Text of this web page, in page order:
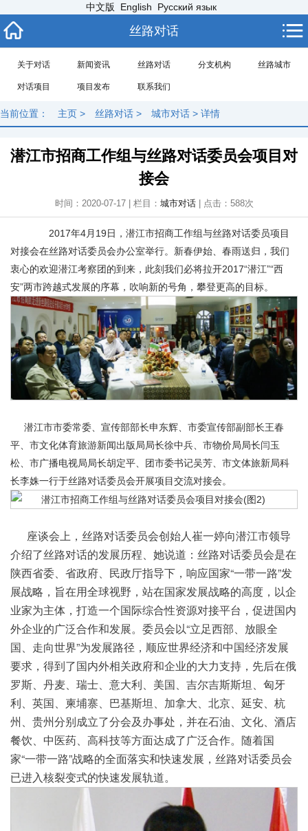
中文版 English Русский язык
丝路对话
关于对话 新闻资讯 丝路对话 分支机构 丝路城市
对话项目 项目发布 联系我们
当前位置： 主页 > 丝路对话 > 城市对话 > 详情
潜江市招商工作组与丝路对话委员会项目对
接会
时间：2020-07-17 | 栏目： 城市对话| 点击： 588次
2017年4月19日，潜江市招商工作组与丝路对话委员项目
对接会在丝路对话委员会办公室举行。新春伊始、春雨送归，我们
衷心的欢迎潜江考察团的到来，此刻我们必将拉开2017“潜江”“西
安”两市跨越式发展的序幕，吹响新的号角，攀登更高的目标。
潜江市市委常委、宣传部部长申东辉、市委宣传部副部长王春
平、市文化体育旅游新闻出版局局长徐中兵、市物价局局长闫玉
松、市广播电视局局长胡定平、团市委书记吴芳、市文体旅新局科
长李姝一行于丝路对话委员会开展项目交流对接会。
座谈会上，丝路对话委员会创始人崔一婷向潜江市领导
介绍了丝路对话的发展历程、她说道：丝路对话委员会是在
陕西省委、省政府、民政厅指导下，响应国家“一带一路”发
展战略，旨在用全球视野，站在国家发展战略的高度，以企
业家为主体，打造一个国际综合性资源对接平台，促进国内
外企业的广泛合作和发展。委员会以“立足西部、放眼全
国、走向世界”为发展路径，顺应世界经济和中国经济发展
要求，得到了国内外相关政府和企业的大力支持，先后在俄
罗斯、丹麦、瑞士、意大利、美国、吉尔吉斯斯坦、匈牙
利、英国、柬埔寨、巴基斯坦、加拿大、北京、延安、杭
州、贵州分别成立了分会及办事处，并在石油、文化、酒店
餐饮、中医药、高科技等方面达成了广泛合作。随着国
家“一带一路”战略的全面落实和快速发展，丝路对话委员会
已进入核裂变式的快速发展轨道。